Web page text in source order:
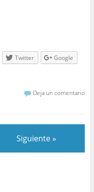
Twitter
Google
Deja un comentario
Siguiente »